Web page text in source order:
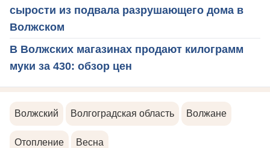
сырости из подвала разрушающего дома в
Волжском
В Волжских магазинах продают килограмм
муки за 430: обзор цен
Волжский Волгоградская область Волжане
Отопление Весна